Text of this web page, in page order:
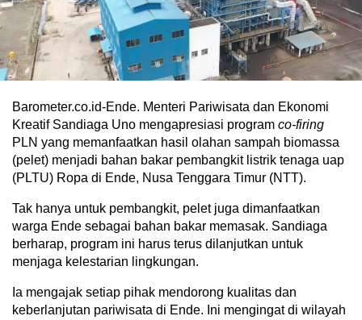
Barometer.co.id-Ende. Menteri Pariwisata dan Ekonomi
Kreatif Sandiaga Uno mengapresiasi program co-firing
PLN yang memanfaatkan hasil olahan sampah biomassa
(pelet) menjadi bahan bakar pembangkit listrik tenaga uap
(PLTU) Ropa di Ende, Nusa Tenggara Timur (NTT).
Tak hanya untuk pembangkit, pelet juga dimanfaatkan
warga Ende sebagai bahan bakar memasak. Sandiaga
berharap, program ini harus terus dilanjutkan untuk
menjaga kelestarian lingkungan.
Ia mengajak setiap pihak mendorong kualitas dan
keberlanjutan pariwisata di Ende. Ini mengingat di wilayah